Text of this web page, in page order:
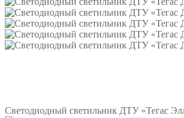
Светодиодный светильник ДТУ «Тегас